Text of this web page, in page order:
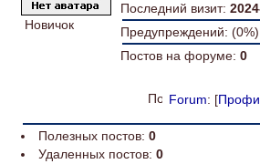
Новичок
Последний визит:
Предупреждений: (0%)
Постов на форуме: 0
Forum: [
Полезных постов: 0
Удаленных постов: 0